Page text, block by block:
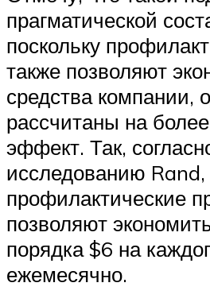
прагматической
поскольку
также позволяют
средства компании,
рассчитаны на
эффект. Так,
исследованию Rand,
профилактические
позволяют
порядка $6 на
ежемесячно.